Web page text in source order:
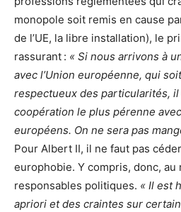
monopole soit remis en cause
de l’UE, la libre installation), le
rassurant : « Si nous arrivons à
avec l’Union européenne, qui
respectueux des particularités,
coopération le plus pérenne
européens. On ne sera pas
Pour Albert II, il ne faut pas
europhobie. Y compris, donc, au
responsables politiques. « Il est
apriori et des craintes sur